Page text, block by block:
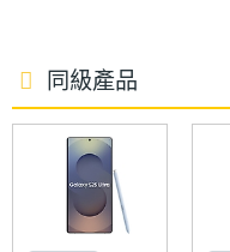
公開「6 大追星
同級產品